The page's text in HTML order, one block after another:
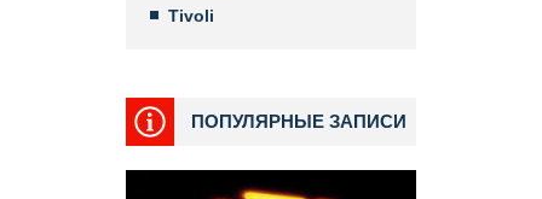
Tivoli
ПОПУЛЯРНЫЕ ЗАПИСИ